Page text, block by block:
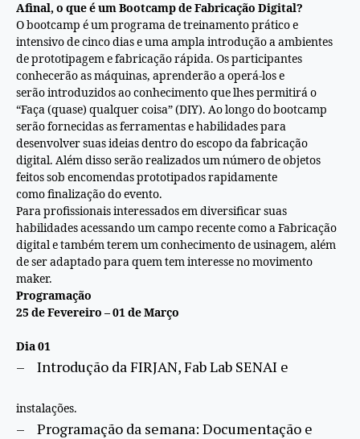
Afinal, o que é um Bootcamp de Fabricação Digital?
O bootcamp é um programa de treinamento prático e
intensivo de cinco dias e uma ampla introdução a ambientes
de prototipagem e fabricação rápida. Os participantes
conhecerão as máquinas, aprenderão a operá-los e
serão introduzidos ao conhecimento que lhes permitirá o
“Faça (quase) qualquer coisa” (DIY). Ao longo do bootcamp
serão fornecidas as ferramentas e habilidades para
desenvolver suas ideias dentro do escopo da fabricação
digital. Além disso serão realizados um número de objetos
feitos sob encomendas prototipados rapidamente
como finalização do evento.
Para profissionais interessados em diversificar suas
habilidades acessando um campo recente como a Fabricação
digital e também terem um conhecimento de usinagem, além
de ser adaptado para quem tem interesse no movimento
maker.
Programação
25 de Fevereiro – 01 de Março
Dia 01
– Introdução da FIRJAN, Fab Lab SENAI e
instalações.
– Programação da semana: Documentação e